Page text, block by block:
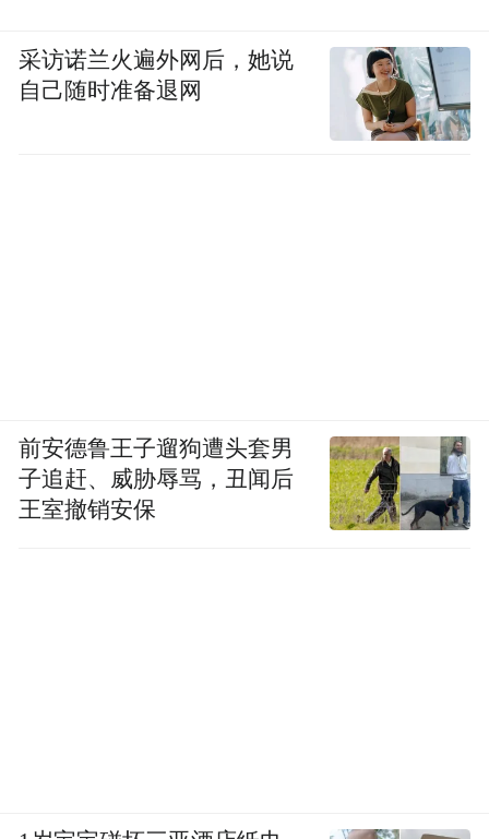
采访诺兰火遍外网后，她说
自己随时准备退网
前安德鲁王子遛狗遭头套男
子追赶、威胁辱骂，丑闻后
王室撤销安保